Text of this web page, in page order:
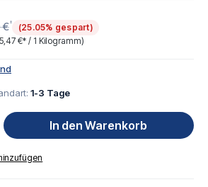
€*
(25.05% gespart)
€* / 1 Kilogramm)
1-3 Tage
Gib den gewünschten Wert
In den Warenkorb